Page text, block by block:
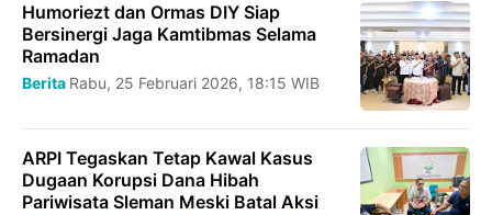
Humoriezt dan Ormas DIY Siap
Bersinergi Jaga Kamtibmas Selama
Ramadan
Berita Rabu, 25 Februari 2026, 18:15 WIB
ARPI Tegaskan Tetap Kawal Kasus
Dugaan Korupsi Dana Hibah
Pariwisata Sleman Meski Batal Aksi